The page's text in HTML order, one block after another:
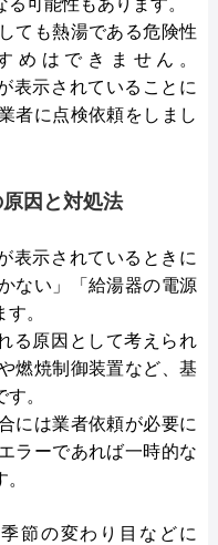
可能性もあります。
ても熱湯である危険性
めはできません。
表示されていることに
者に点検依頼をしまし
因と対処法
表示されているときに
ない」「給湯器の電源
。
る原因として考えられ
燃焼制御装置など、基
。
には業者依頼が必要に
ラーであれば一時的な
節の変わり目などに